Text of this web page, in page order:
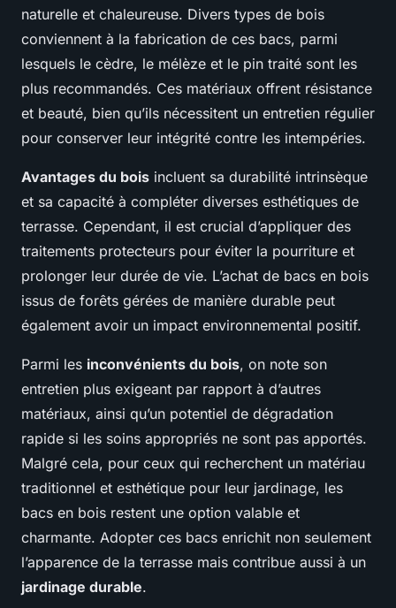
naturelle et chaleureuse. Divers types de bois
conviennent à la fabrication de ces bacs, parmi
lesquels le cèdre, le mélèze et le pin traité sont les
plus recommandés. Ces matériaux offrent résistance
et beauté, bien qu’ils nécessitent un entretien régulier
pour conserver leur intégrité contre les intempéries.
Avantages du bois incluent sa durabilité intrinsèque
et sa capacité à compléter diverses esthétiques de
terrasse. Cependant, il est crucial d’appliquer des
traitements protecteurs pour éviter la pourriture et
prolonger leur durée de vie. L’achat de bacs en bois
issus de forêts gérées de manière durable peut
également avoir un impact environnemental positif.
Parmi les inconvénients du bois, on note son
entretien plus exigeant par rapport à d’autres
matériaux, ainsi qu’un potentiel de dégradation
rapide si les soins appropriés ne sont pas apportés.
Malgré cela, pour ceux qui recherchent un matériau
traditionnel et esthétique pour leur jardinage, les
bacs en bois restent une option valable et
charmante. Adopter ces bacs enrichit non seulement
l’apparence de la terrasse mais contribue aussi à un
jardinage durable.